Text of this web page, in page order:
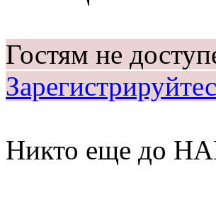
Гостям не
Никто еще до